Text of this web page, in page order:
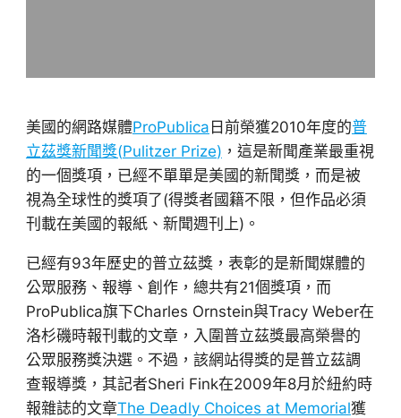
美國的網路媒體ProPublica 日前榮獲2010年度的普
立茲獎新聞獎(Pulitzer Prize) ，這是新聞產業最重視
的一個獎項，已經不單單是美國的新聞獎，而是被
視為全球性的獎項了(得獎者國籍不限，但作品必須
刊載在美國的報紙、新聞週刊上)。
已經有93年歷史的普立茲獎，表彰的是新聞媒體的
公眾服務、報導、創作，總共有21個獎項，而
ProPublica旗下Charles Ornstein與Tracy Weber在
洛杉磯時報刊載的文章，入圍普立茲獎最高榮譽的
公眾服務獎決選。不過，該網站得獎的是普立茲調
查報導獎，其記者Sheri Fink在2009年8月於紐約時
報雜誌的文章The Deadly Choices at Memorial獲